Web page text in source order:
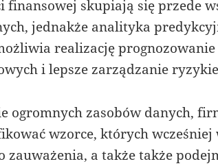
finansowej skupiają się przede
jednakże analityka
realizację prognozowanie
i lepsze zarządzanie
ogromnych zasobów danych,
wzorce, których wcześniej
zauważenia, a także także